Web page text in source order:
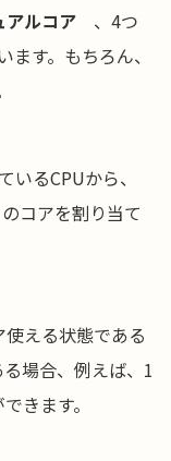
アルコア 、4つ
ます。もちろん、
るCPUから、
コアを割り当て
える状態である
場合、例えば、1
きます。